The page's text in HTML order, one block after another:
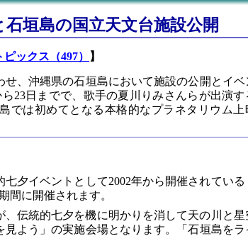
石垣島の国立天文台施設公開
ックス（497） 】
、沖縄県の石垣島において施設の公開とイベ
23日までで、歌手の夏川りみさんらが出演す
では初めてとなる本格的なプラネタリウム上
夕イベントとして2002年から開催されている
間に開催されます。
伝統的七夕を機に明かりを消して天の川と星
よう」の実施会場となります。「石垣島をラ